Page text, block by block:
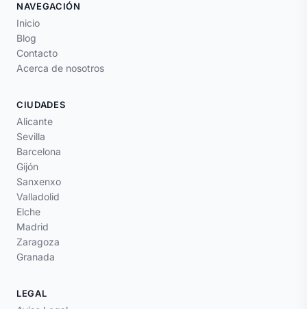
NAVEGACIÓN
Inicio
Blog
Contacto
Acerca de nosotros
CIUDADES
Alicante
Sevilla
Barcelona
Gijón
Sanxenxo
Valladolid
Elche
Madrid
Zaragoza
Granada
LEGAL